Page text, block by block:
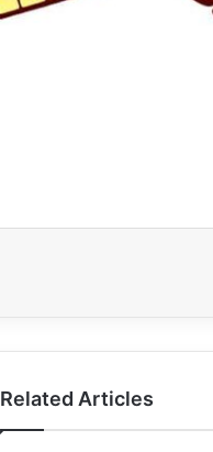
Related Articles